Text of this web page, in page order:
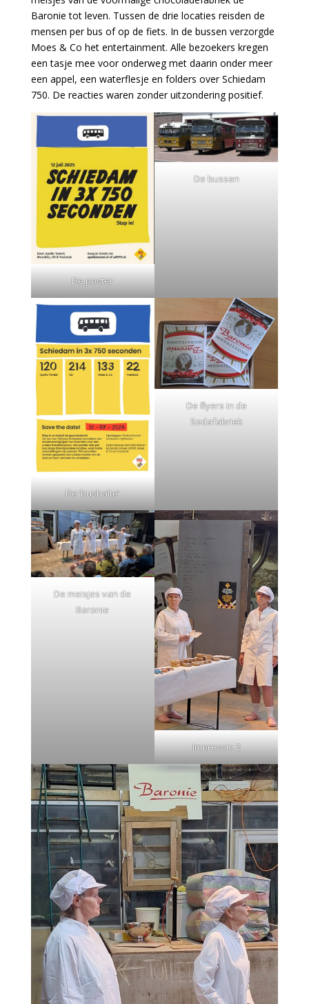
Baronie tot leven. Tussen de drie locaties reisden de
mensen per bus of op de fiets. In de bussen verzorgde
Moes & Co het entertainment. Alle bezoekers kregen
een tasje mee voor onderweg met daarin onder meer
een appel, een waterflesje en folders over Schiedam
750. De reacties waren zonder uitzondering positief.
De poster
De bussen
De ‘bushalte’
De flyers in de
Sodafabriek
De meisjes van de
Baronie
Impressie 2